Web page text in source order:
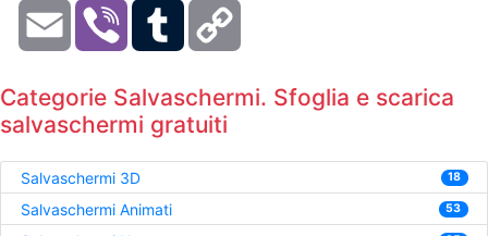
Email Viber Tumblr
Categorie Salvaschermi. Sfoglia e scarica
salvaschermi gratuiti
Salvaschermi 3D 18
Salvaschermi Animati 53